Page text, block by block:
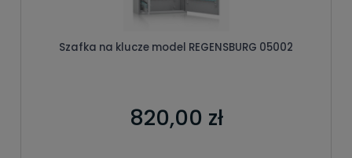
Szafka na klucze model REGENSBURG 05002
820,00 zł